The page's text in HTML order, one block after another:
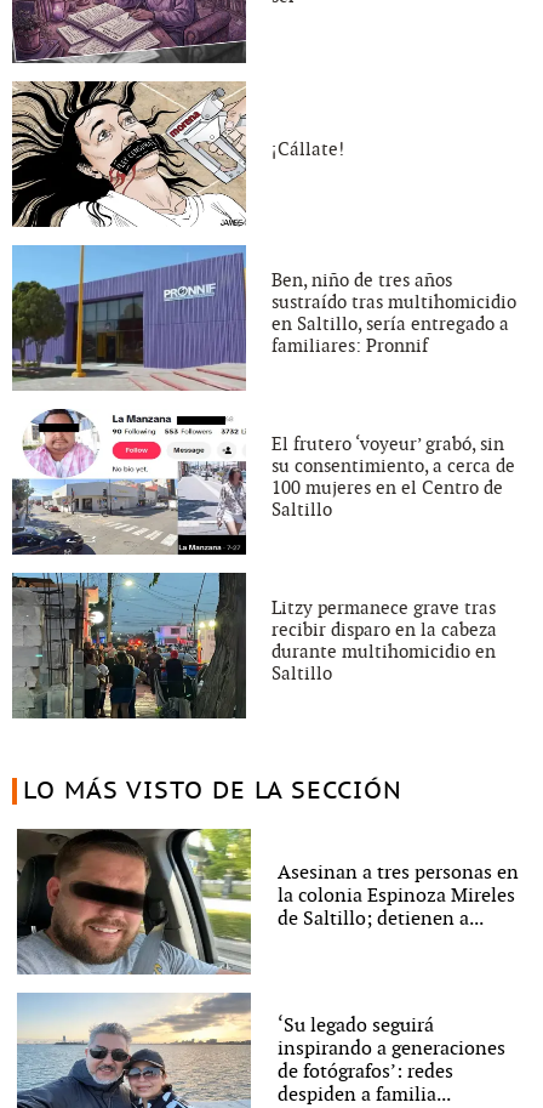
¡Cállate!
Ben, niño de tres años
sustraído tras multihomicidio
en Saltillo, sería entregado a
familiares: Pronnif
El frutero ‘voyeur’ grabó, sin
su consentimiento, a cerca de
100 mujeres en el Centro de
Saltillo
Litzy permanece grave tras
recibir disparo en la cabeza
durante multihomicidio en
Saltillo
LO MÁS VISTO DE LA SECCIÓN
Asesinan a tres personas en
la colonia Espinoza Mireles
de Saltillo; detienen a...
‘Su legado seguirá
inspirando a generaciones
de fotógrafos’: redes
despiden a familia...